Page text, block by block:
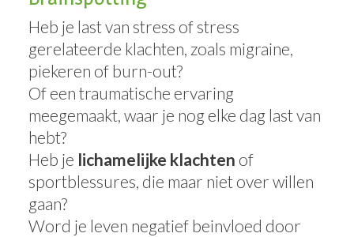
Heb je last van stress of stress
gerelateerde klachten, zoals migraine,
piekeren of burn-out?
Of een traumatische ervaring
meegemaakt, waar je nog elke dag last van
hebt?
Heb je lichamelijke klachten of
sportblessures, die maar niet over willen
gaan?
Word je leven negatief beinvloed door